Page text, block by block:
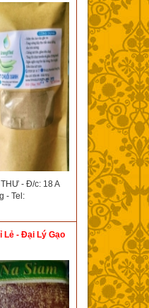
- Đ/c: 18 A
- Tel:
Lẻ - Đại Lý Gạo